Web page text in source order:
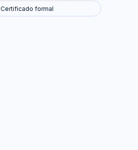
Certificado formal